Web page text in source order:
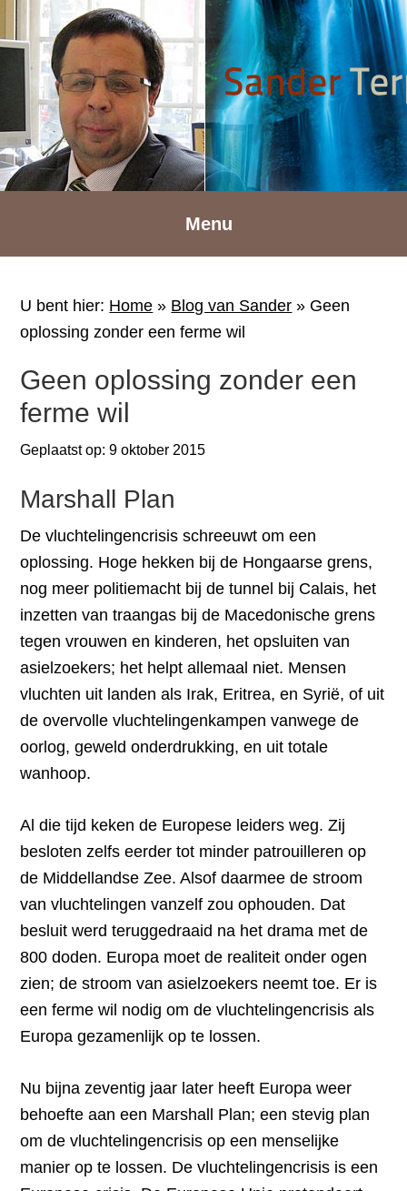
Spring
naar
hoofdnavigatie
naar
hoofd
inhoud
Spring
naar
voettekst
Menu
U bent hier: Home » Blog van Sander » Geen
oplossing zonder een ferme wil
Geen oplossing zonder een
ferme wil
Geplaatst op:9 oktober 2015
Marshall Plan
De vluchtelingencrisis schreeuwt om een
oplossing. Hoge hekken bij de Hongaarse grens,
nog meer politiemacht bij de tunnel bij Calais, het
inzetten van traangas bij de Macedonische grens
tegen vrouwen en kinderen, het opsluiten van
asielzoekers; het helpt allemaal niet. Mensen
vluchten uit landen als Irak, Eritrea, en Syrië, of uit
de overvolle vluchtelingenkampen vanwege de
oorlog, geweld onderdrukking, en uit totale
wanhoop.
Al die tijd keken de Europese leiders weg. Zij
besloten zelfs eerder tot minder patrouilleren op
de Middellandse Zee. Alsof daarmee de stroom
van vluchtelingen vanzelf zou ophouden. Dat
besluit werd teruggedraaid na het drama met de
800 doden. Europa moet de realiteit onder ogen
zien; de stroom van asielzoekers neemt toe. Er is
een ferme wil nodig om de vluchtelingencrisis als
Europa gezamenlijk op te lossen.
Nu bijna zeventig jaar later heeft Europa weer
behoefte aan een Marshall Plan; een stevig plan
om de vluchtelingencrisis op een menselijke
manier op te lossen. De vluchtelingencrisis is een